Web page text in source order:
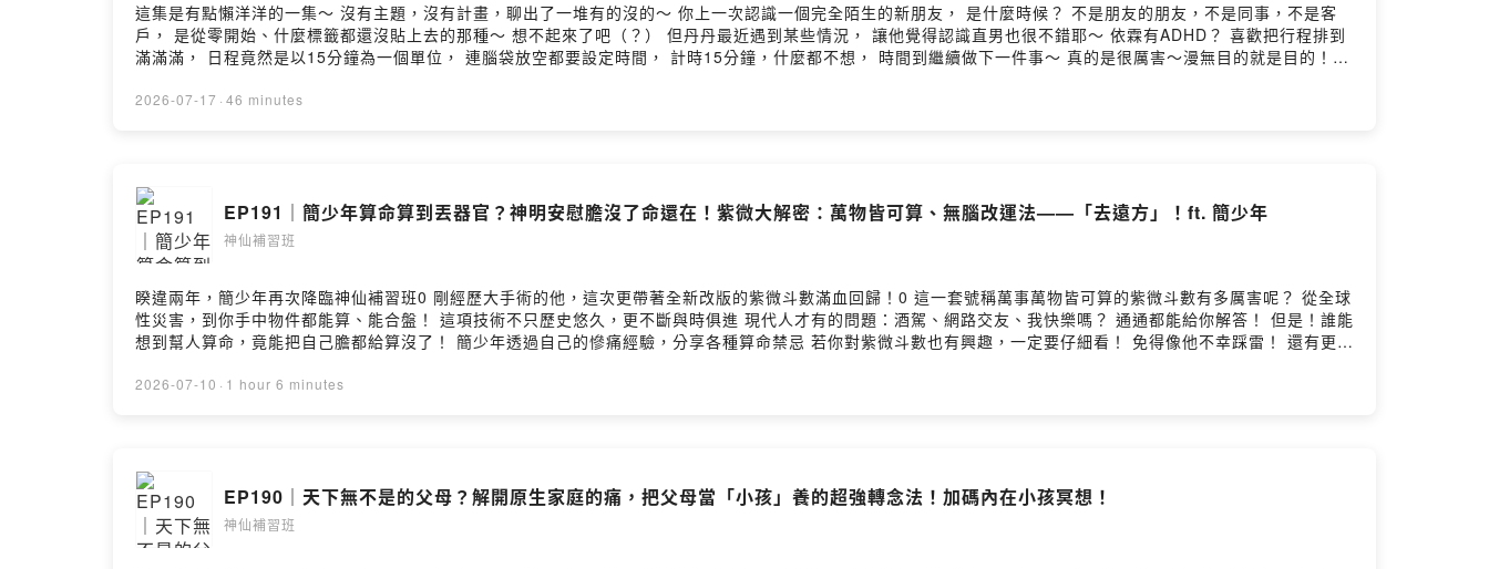
這集是有點懶洋洋的一集～ 沒有主題，沒有計畫，聊出了一堆有的沒的～ 你上一次認識一個完全陌生的新朋友， 是什麼時候？ 不是朋友的朋友，不是同事，不是客
戶， 是從零開始、什麼標籤都還沒貼上去的那種～ 想不起來了吧（？） 但丹丹最近遇到某些情況， 讓他覺得認識直男也很不錯耶～ 依霖有ADHD？ 喜歡把行程排到
滿滿滿， 日程竟然是以15分鐘為一個單位， 連腦袋放空都要設定時間， 計時15分鐘，什麼都不想， 時間到繼續做下一件事～ 真的是很厲害～漫無目的就是目的！
人們什麼問題呢？ 或是好奇節目中什麼小事～ 集下方留言吧！ 所有平台連結在這 👉🏻 linktr.ee/ascended_928 工作請洽 👉🏻 shensiantutoring@gmail.com #謝依霖
2026-07-17 · 46 minutes
EP191｜簡少年算命算到丟器官？神明安慰膽沒了命還在！紫微大解密：萬物皆可算、無腦改運法——「去遠方」！ft. 簡少年
神仙補習班
睽違兩年，簡少年再次降臨神仙補習班0 剛經歷大手術的他，這次更帶著全新改版的紫微斗數滿血回歸！0 這一套號稱萬事萬物皆可算的紫微斗數有多厲害呢？ 從全球
性災害，到你手中物件都能算、能合盤！ 這項技術不只歷史悠久，更不斷與時俱進 現代人才有的問題：酒駕、網路交友、我快樂嗎？ 通通都能給你解答！ 但是！誰能
想到幫人算命，竟能把自己膽都給算沒了！ 簡少年透過自己的慘痛經驗，分享各種算命禁忌 若你對紫微斗數也有興趣，一定要仔細看！ 免得像他不幸踩雷！ 還有更多
買折數越低 ✨ 2026/7/26前輸入專屬折扣碼再折$350！ ✨ 折扣碼：LINDAN350 👉🏻 立即兌換折扣碼：https://ttx.tw/EBVfS 如果人生有「專屬使用說明書」那該有多
問，簡老師與助教群協助解惑 ━━━━━━━━━━ 所有平台連結在這 👉🏻 https://linktr.ee/ascended_928 工作請洽 👉🏻 shensiantutoring@gmail.com #簡少年的
實戰紫微斗數課重製版 #活在更好的未來 #風險控管指南 #零基礎入門 #謝依霖 #丹丹老師 #神仙補習班 #神仙雜貨殿 #福德同鄉會 #默娘club #黃金紀元 #紫色火焰 #
豐盛 --Hosting provided by SoundOn
2026-07-10 · 1 hour 6 minutes
EP190｜天下無不是的父母？解開原生家庭的痛，把父母當「小孩」養的超強轉念法！加碼內在小孩冥想！
神仙補習班